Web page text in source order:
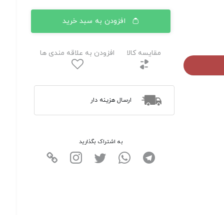
افزودن به سبد خرید
مقایسه کالا افزودن به علاقه مندی ها
ارسال هزینه دار
به اشتراک بگذارید